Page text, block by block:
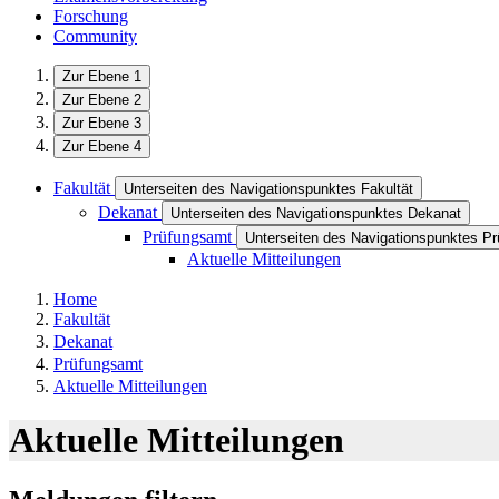
Forschung
Community
Zur Ebene 1
Zur Ebene 2
Zur Ebene 3
Zur Ebene 4
Fakultät Unterseiten des Navigationspunktes Fakultät
Dekanat Unterseiten des Navigationspunktes Dekanat
Prüfungsamt Unterseiten des Navigationspunktes
Aktuelle Mitteilungen
Home
Fakultät
Dekanat
Prüfungsamt
Aktuelle Mitteilungen
Aktuelle Mitteilungen